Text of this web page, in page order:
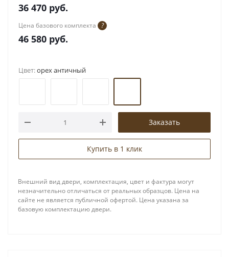
36 470 руб.
Цена базового комплекта ?
46 580 руб.
Цвет:орех античный
Заказать
Купить в 1 клик
Внешний вид двери, комплектация, цвет и фактура могут
незначительно отличаться от реальных образцов. Цена на
сайте не является публичной офертой. Цена указана за
базовую комплектацию двери.